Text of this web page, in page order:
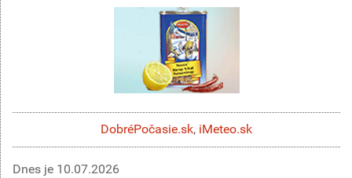
DobréPočasie.sk, iMeteo.sk
Dnes je 10.07.2026